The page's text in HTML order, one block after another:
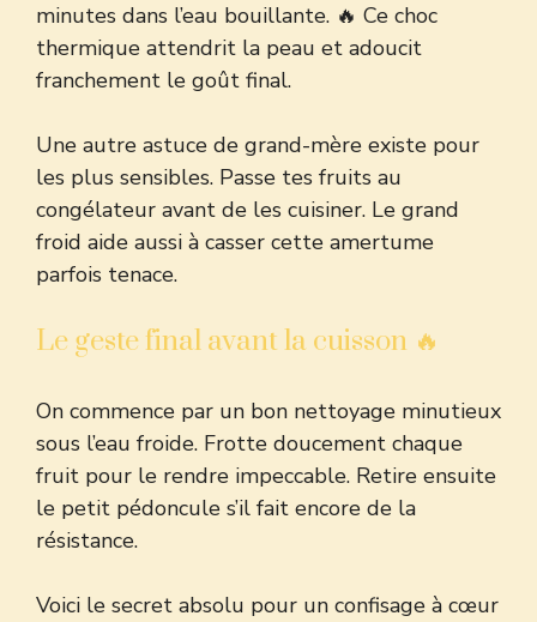
minutes dans l’eau bouillante. 🔥 Ce choc
thermique attendrit la peau et adoucit
franchement le goût final.
Une autre astuce de grand-mère existe pour
les plus sensibles. Passe tes fruits au
congélateur avant de les cuisiner. Le grand
froid aide aussi à casser cette amertume
parfois tenace.
Le geste final avant la cuisson 🔥
On commence par un bon nettoyage minutieux
sous l’eau froide. Frotte doucement chaque
fruit pour le rendre impeccable. Retire ensuite
le petit pédoncule s’il fait encore de la
résistance.
Voici le secret absolu pour un confisage à cœur